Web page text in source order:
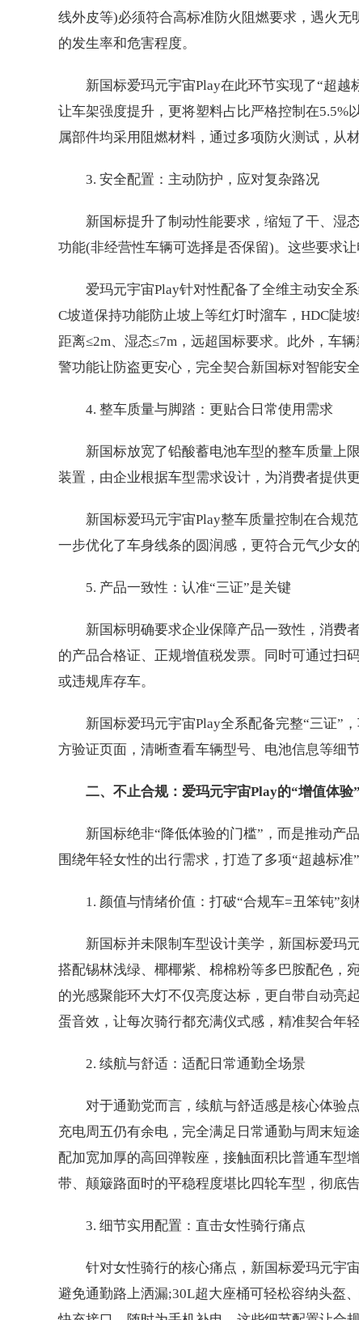
线外皮等)必须符合高标准防火阻燃要求，遇火
的发生率和危害程度。
新国标爱玛元宇宙Play在此环节实现了“超
让车架强度提升，更将塑料占比严格控制在5.5%
属部件均采用阻燃材料，通过多项防火测试，从
3. 安全配置：主动防护，应对复杂路况
新国标提升了制动性能要求，缩短了干、湿
功能(非经营性车辆可选择是否保留)。这些要求
爱玛元宇宙Play针对性配备了全维主动安全
C坡道保持功能防止坡上等红灯时溜车，HDC陡
距离≤2m、湿态≤7m，远超国标要求。此外，车
警功能让防盗更安心，完全契合新国标对智能安全
4. 整车质量与脚踏：更贴合日常使用需求
新国标放宽了铅酸蓄电池车型的整车质量上
装置，由企业根据车型需求设计，为消费者提供
新国标爱玛元宇宙Play整车质量控制在合规
一步优化了车身线条的圆润感，更符合元气少女
5. 产品一致性：认准“三证”是关键
新国标明确要求企业保障产品一致性，消费
的产品合格证、正规增值税发票。同时可通过扫
或违规库存车。
新国标爱玛元宇宙Play全系配备完整“三证”
方验证页面，清晰查看车辆型号、电池信息等细
二、不止合规：爱玛元宇宙Play的“增值体
新国标绝非“降低体验的门槛”，而是推动产
围绕年轻女性的出行需求，打造了多项“超越标
1. 颜值与情绪价值：打破“合规车=丑笨钝”刻
新国标并未限制车型设计美学，新国标爱玛
搭配锡林浅绿、椰椰紫、棉棉粉等多巴胺配色，
的光感聚能环大灯不仅亮度达标，更自带自动亮
蛋音效，让每次骑行都充满仪式感，精准契合年
2. 续航与舒适：适配日常通勤全场景
对于通勤党而言，续航与舒适感是核心体验
充电周五仍有余电，完全满足日常通勤与周末短
配加宽加厚的高回弹鞍座，接触面积比普通车型
带、颠簸路面时的平稳程度堪比四轮车型，彻底
3. 细节实用配置：直击女性骑行痛点
针对女性骑行的核心痛点，新国标爱玛元宇
避免通勤路上洒漏;30L超大座桶可轻松容纳头盔